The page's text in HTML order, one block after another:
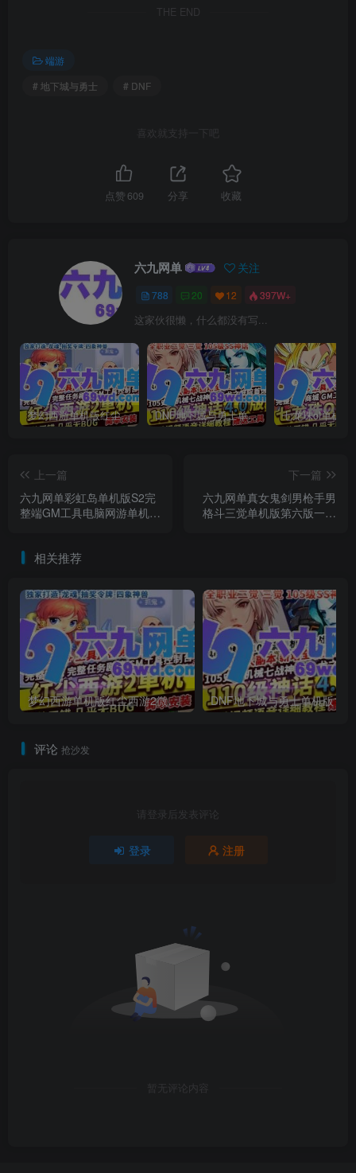
THE END
端游
# 地下城与勇士
# DNF
喜欢就支持一下吧
点赞 609 分享 收藏
六九网单 关注
788 20 12 397W+
这家伙很懒，什么都没有写...
梦幻西游单机版红尘西游2微变独家打造龙魂抽奖令牌四象神兽 DNF地下城与勇士单机版110级神话版4.0全主线任务龙之庭院机械七战神实验室
上一篇
六九网单彩虹岛单机版S2完
整端GM工具电脑网游单机稀
下一篇
六九网单真女鬼剑男枪手男
格斗三觉单机版第六版一键
相关推荐
梦幻西游单机版红尘西游2微变独家打造龙魂抽奖令牌四象神兽
评论 抢沙发
请登录后发表评论
登录 注册
暂无评论内容